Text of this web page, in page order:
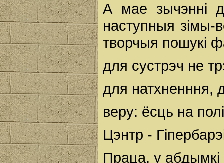
А мае зычэнні
наступныя зімы-
творчыя пошукі
для сустрэч не
для натхненння,
веру: ёсць на
Цэнтр -
Праца, у абдымкі